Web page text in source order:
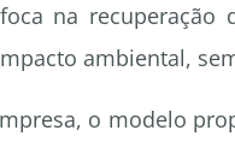
na
ambiental,
o modelo